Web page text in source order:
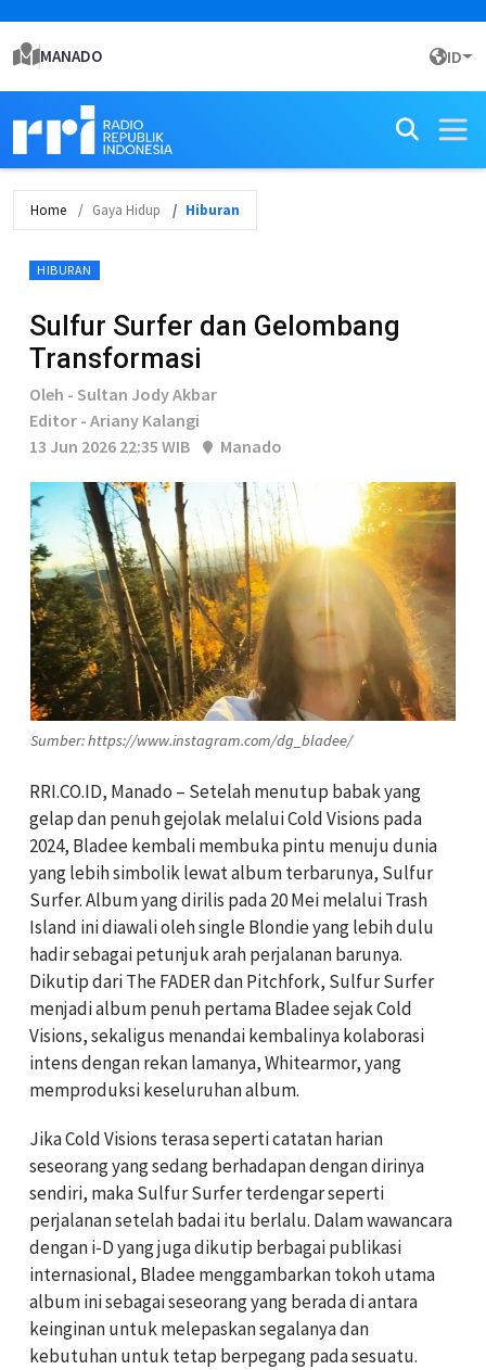
MANADO ID
Home Gaya Hidup Hiburan
HIBURAN
Sulfur Surfer dan Gelombang
Transformasi
Oleh - Sultan Jody Akbar
Editor - Ariany Kalangi
13 Jun 2026 22:35 WIB
Manado
Sumber: https://www.instagram.com/dg_bladee/
RRI.CO.ID, Manado – Setelah menutup babak yang
gelap dan penuh gejolak melalui Cold Visions pada
2024, Bladeekembali membuka pintu menuju dunia
yang lebih simbolik lewat album terbarunya, Sulfur
Surfer. Album yang dirilis pada 20 Mei melaluiTrash
Island ini diawali oleh single Blondie yang lebih dulu
hadir sebagai petunjuk arah perjalanan barunya.
Dikutip dari The FADER dan Pitchfork, Sulfur Surfer
menjadi album penuh pertama Bladee sejak Cold
Visions, sekaligus menandai kembalinya kolaborasi
intens dengan rekan lamanya,Whitearmor, yang
memproduksi keseluruhan album.
Jika Cold Visions terasa seperti catatan harian
seseorang yang sedang berhadapan dengan dirinya
sendiri, maka Sulfur Surfer terdengar seperti
perjalanan setelah badai itu berlalu. Dalam wawancara
dengan i-D yang juga dikutip berbagai publikasi
internasional, Bladee menggambarkan tokoh utama
album ini sebagai seseorang yang berada di antara
keinginan untuk melepaskan segalanya dan
kebutuhan untuk tetap berpegang pada sesuatu.